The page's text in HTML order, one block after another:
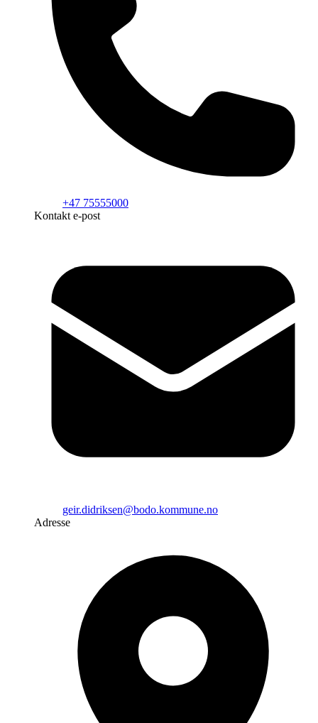
+47 75555000
Kontakt e-post
geir.didriksen@bodo.kommune.no
Adresse